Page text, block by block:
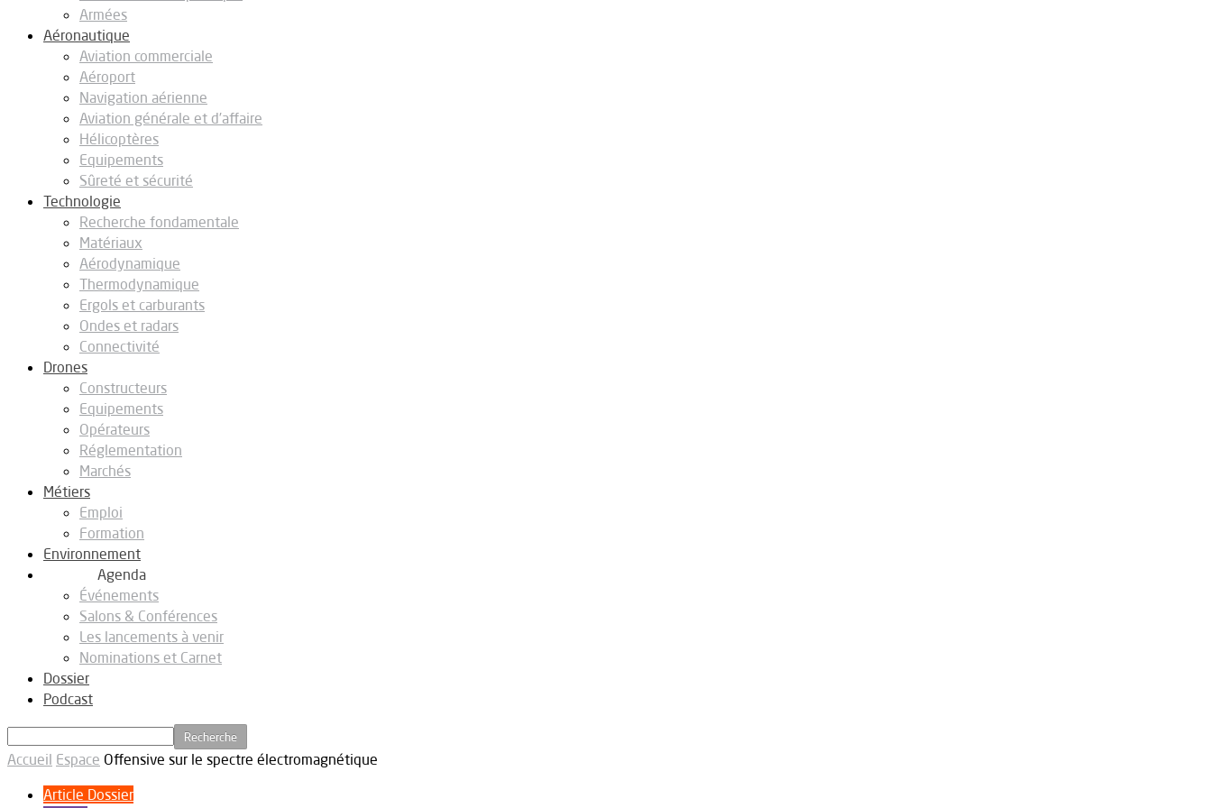
Armées
Aéronautique
Aviation commerciale
Aéroport
Navigation aérienne
Aviation générale et d’affaire
Hélicoptères
Equipements
Sûreté et sécurité
Technologie
Recherche fondamentale
Matériaux
Aérodynamique
Thermodynamique
Ergols et carburants
Ondes et radars
Connectivité
Drones
Constructeurs
Equipements
Opérateurs
Réglementation
Marchés
Métiers
Emploi
Formation
Environnement
Agenda
Événements
Salons & Conférences
Les lancements à venir
Nominations et Carnet
Dossier
Podcast
Accueil Espace Offensive sur le spectre électromagnétique
Article Dossier